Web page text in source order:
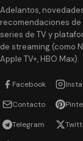
Adelantos,
recomendaciones de
series de TV y
de streaming (como
Apple TV+, HBO Max).
Facebook
Contacto
Telegram